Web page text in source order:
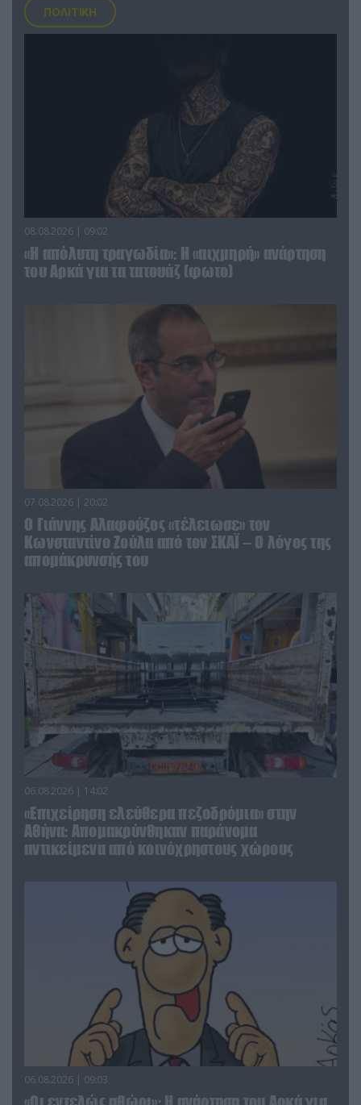
ΠΟΛΙΤΙΚΗ
08.08.2026 | 09:02
«Η απόλυτη τραγωδία»: Η «αιχμηρή» ανάρτηση
του Αρκά για τα τατουάζ (φωτο)
07.08.2026 | 20:02
Ο Γιάννης Αλαφούζος «τέλειωσε» τον
Κωνσταντίνο Ζούλα από τον ΣΚΑΪ – Ο λόγος της
απομάκρυνσής του
06.08.2026 | 14:02
«Επιχείρηση ελεύθερα πεζοδρόμια» στην
Αθήνα: Απομακρύνθηκαν παράνομα
αντικείμενα από κοινόχρηστους χώρους
06.08.2026 | 09:03